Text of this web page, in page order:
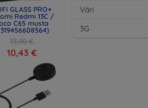
GLASS PRO+
Redmi 13C /
C65 musta
13,90 €
10,43 €
Väri
3G